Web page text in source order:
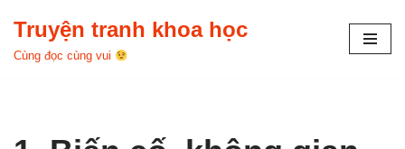
Chuyển
Truyện tranh khoa học
Cùng đọc cùng vui